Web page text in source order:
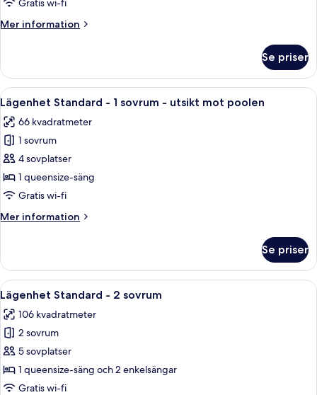
sovrum
Gratis wi-fi
Mer information
Mer
Standard
1
sovrum
Se priser
Öppna
alla
foton
för
Lägenhet
Standard
-
sovrum
mot
poolen
Ett hotellrum med en stor säng, ett
6
Lägenhet Standard - 1 sovrum - utsikt mot poolen
66 kvadratmeter
1 sovrum
4 sovplatser
1 queensize-säng
Gratis wi-fi
Mer information
Mer
Standard
1
sovrum
utsikt
mot
poolen
Se priser
Öppna
alla
foton
för
Lägenhet
Standard
-
Ett modernt hotellrum med en stor
6
Lägenhet Standard - 2 sovrum
106 kvadratmeter
2 sovrum
5 sovplatser
1 queensize-säng och 2 enkelsängar
Gratis wi-fi